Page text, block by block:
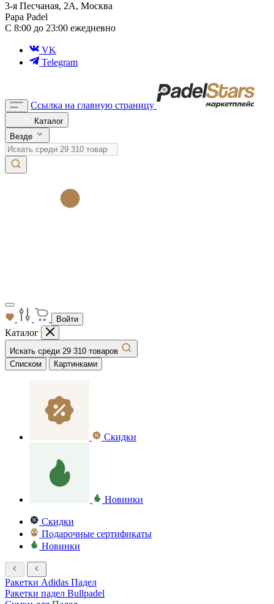
3-я Песчаная, 2А, Москва
Papa Padel
С 8:00 до 23:00 ежедневно
VK
Telegram
Ссылка на главную страницу
Каталог
Везде
Войти
Каталог
Искать среди 29 310 товаров
Списком
Картинками
Скидки
Новинки
Скидки
Подарочные сертификаты
Новинки
Ракетки Adidas Падел
Ракетки падел Bullpadel